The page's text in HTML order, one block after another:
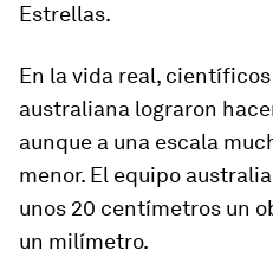
Estrellas.
En la vida real, científicos
australiana lograron
aunque a una escala
menor. El equipo
unos 20 centímetros un
un milímetro.